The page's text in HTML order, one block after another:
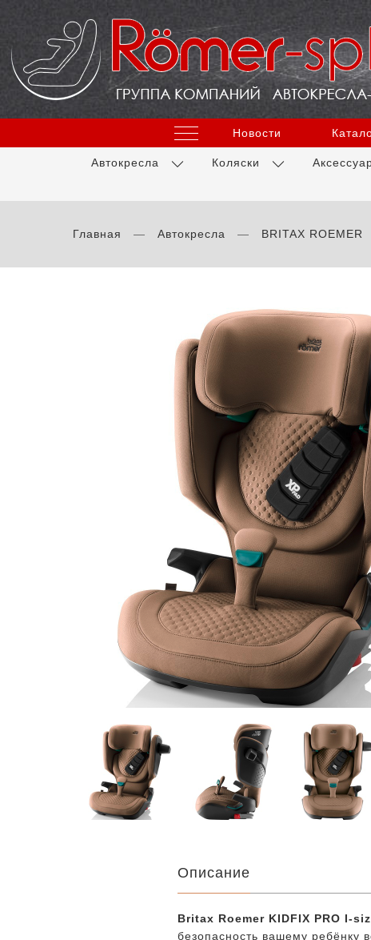
Новости
Автокресла Коляски
Главная Автокресла BRITAX ROEMER
Описание
Britax Roemer KIDFIX PRO I-
безопасность вашему ребёнку